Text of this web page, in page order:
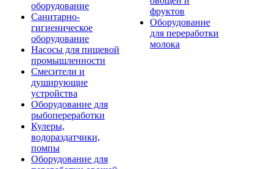
оборудование
Санитарно-
гигиеническое
оборудование
Насосы для пищевой
промышленности
Смесители и
душирующие
устройства
Оборудование для
рыбопереработки
Кулеры,
водораздатчики,
помпы
Оборудование для
фруктов
Оборудование
для переработки
молока